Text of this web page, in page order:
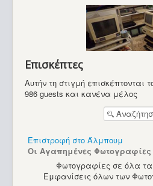
Επισκέπτες
Αυτήν τη στιγμή επισκέπτονται
986 guests και κανένα μέλος
Επιστροφή στο Άλμπουμ
Οι Αγαπημένες Φωτογραφίες
Φωτογραφίες σε όλα
Εμφανίσεις όλων των